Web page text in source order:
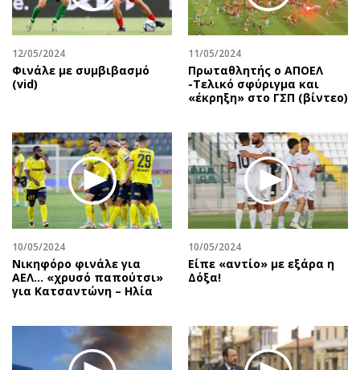
12/05/2024
Φινάλε με συμβιβασμό
(vid)
11/05/2024
Πρωταθλητής ο ΑΠΟΕΛ
-Τελικό σφύριγμα και
«έκρηξη» στο ΓΣΠ (βίντεο)
10/05/2024
Νικηφόρο φινάλε για
ΑΕΛ… «χρυσό παπούτσι»
για Κατσαντώνη – Ηλία
10/05/2024
Είπε «αντίο» με εξάρα η
Δόξα!